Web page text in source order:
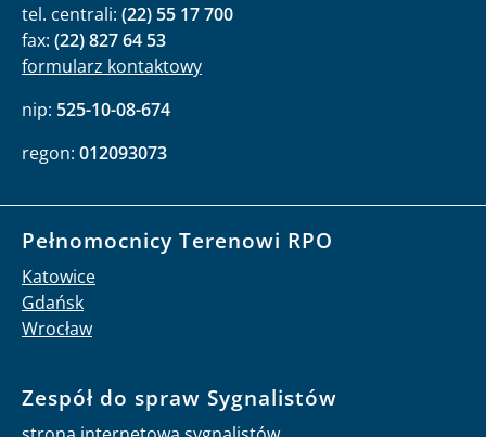
tel. centrali: (22) 55 17 700
fax: (22) 827 64 53
formularz kontaktowy
nip: 525-10-08-674
regon: 012093073
Pełnomocnicy Terenowi RPO
Katowice
Gdańsk
Wrocław
Zespół do spraw Sygnalistów